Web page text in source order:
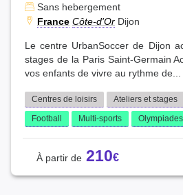
Sans hebergement
France Côte-d'Or Dijon
Le centre UrbanSoccer de Dijon
stages de la Paris Saint-Germain
vos enfants de vivre au rythme de...
Centres de loisirs
Ateliers et stages
Football
Multi-sports Olympiades
210